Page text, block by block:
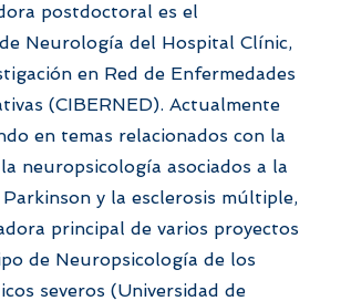
postdoctoral es el
Neurología del Hospital Clínic,
en Red de Enfermedades
(CIBERNED). Actualmente
en temas relacionados con la
neuropsicología asociados a la
y la esclerosis múltiple,
principal de varios proyectos
de Neuropsicología de los
severos (Universidad de